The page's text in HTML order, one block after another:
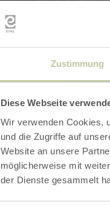
Zustimmung
Diese Webseite
Wir verwenden Cookies,
und die Zugriffe auf
Website an unsere
möglicherweise mit
der Dienste gesammelt